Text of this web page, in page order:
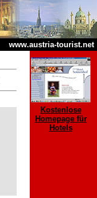
www.austria-tourist.net
Kostenlose
Homepage für
Hotels